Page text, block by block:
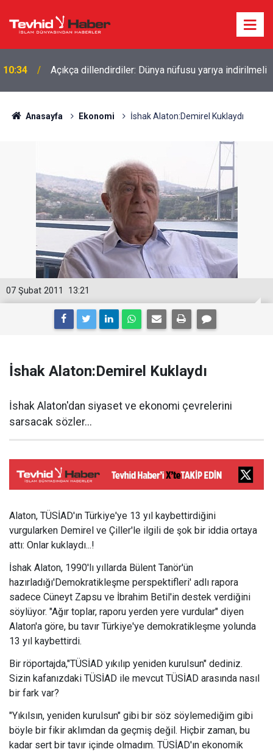
10:26
İŞGALCİ İSRAİL’DEN GÜNEY LÜBNAN’A GECE BOYU
SALDIRI
Anasayfa Ekonomi İshak Alaton:Demirel Kuklaydı
13:21
07 Şubat 2011
İshak Alaton:Demirel Kuklaydı
İshak Alaton'dan siyaset ve ekonomi çevrelerini
sarsacak sözler...
Alaton, TÜSİAD'ın Türkiye'ye 13 yıl kaybettirdiğini
vurgularken Demirel ve Çiller'le ilgili de şok bir iddia ortaya
attı: Onlar kuklaydı...!
İshak Alaton, 1990'lı yıllarda Bülent Tanör'ün
hazırladığı'Demokratikleşme perspektifleri' adlı rapora
sadece Cüneyt Zapsu ve İbrahim Betil'in destek verdiğini
söylüyor. "Ağır toplar, raporu yerden yere vurdular" diyen
Alaton'a göre, bu tavır Türkiye'ye demokratikleşme yolunda
13 yıl kaybettirdi.
Bir röportajda,"TÜSİAD yıkılıp yeniden kurulsun" dediniz.
Sizin kafanızdaki TÜSİAD ile mevcut TÜSİAD arasında nasıl
bir fark var?
"Yıkılsın, yeniden kurulsun" gibi bir söz söylemediğim gibi
böyle bir fikir aklımdan da geçmiş değil. Hiçbir zaman, bu
kadar sert bir tavır içinde olmadım. TÜSİAD'ın ekonomik